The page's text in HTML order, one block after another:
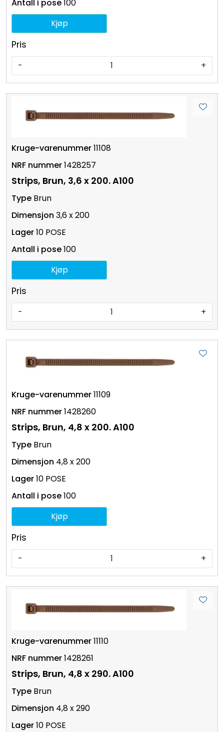
100
Pris
- +
Kjøp
11108
1428257
Strips, Brun, 3,6 x 200. A100
Brun
3,6 x 200
10 POSE
100
Pris
- +
Kjøp
11109
1428260
Strips, Brun, 4,8 x 200. A100
Brun
4,8 x 200
10 POSE
100
Pris
- +
Kjøp
11110
1428261
Strips, Brun, 4,8 x 290. A100
Brun
4,8 x 290
10 POSE